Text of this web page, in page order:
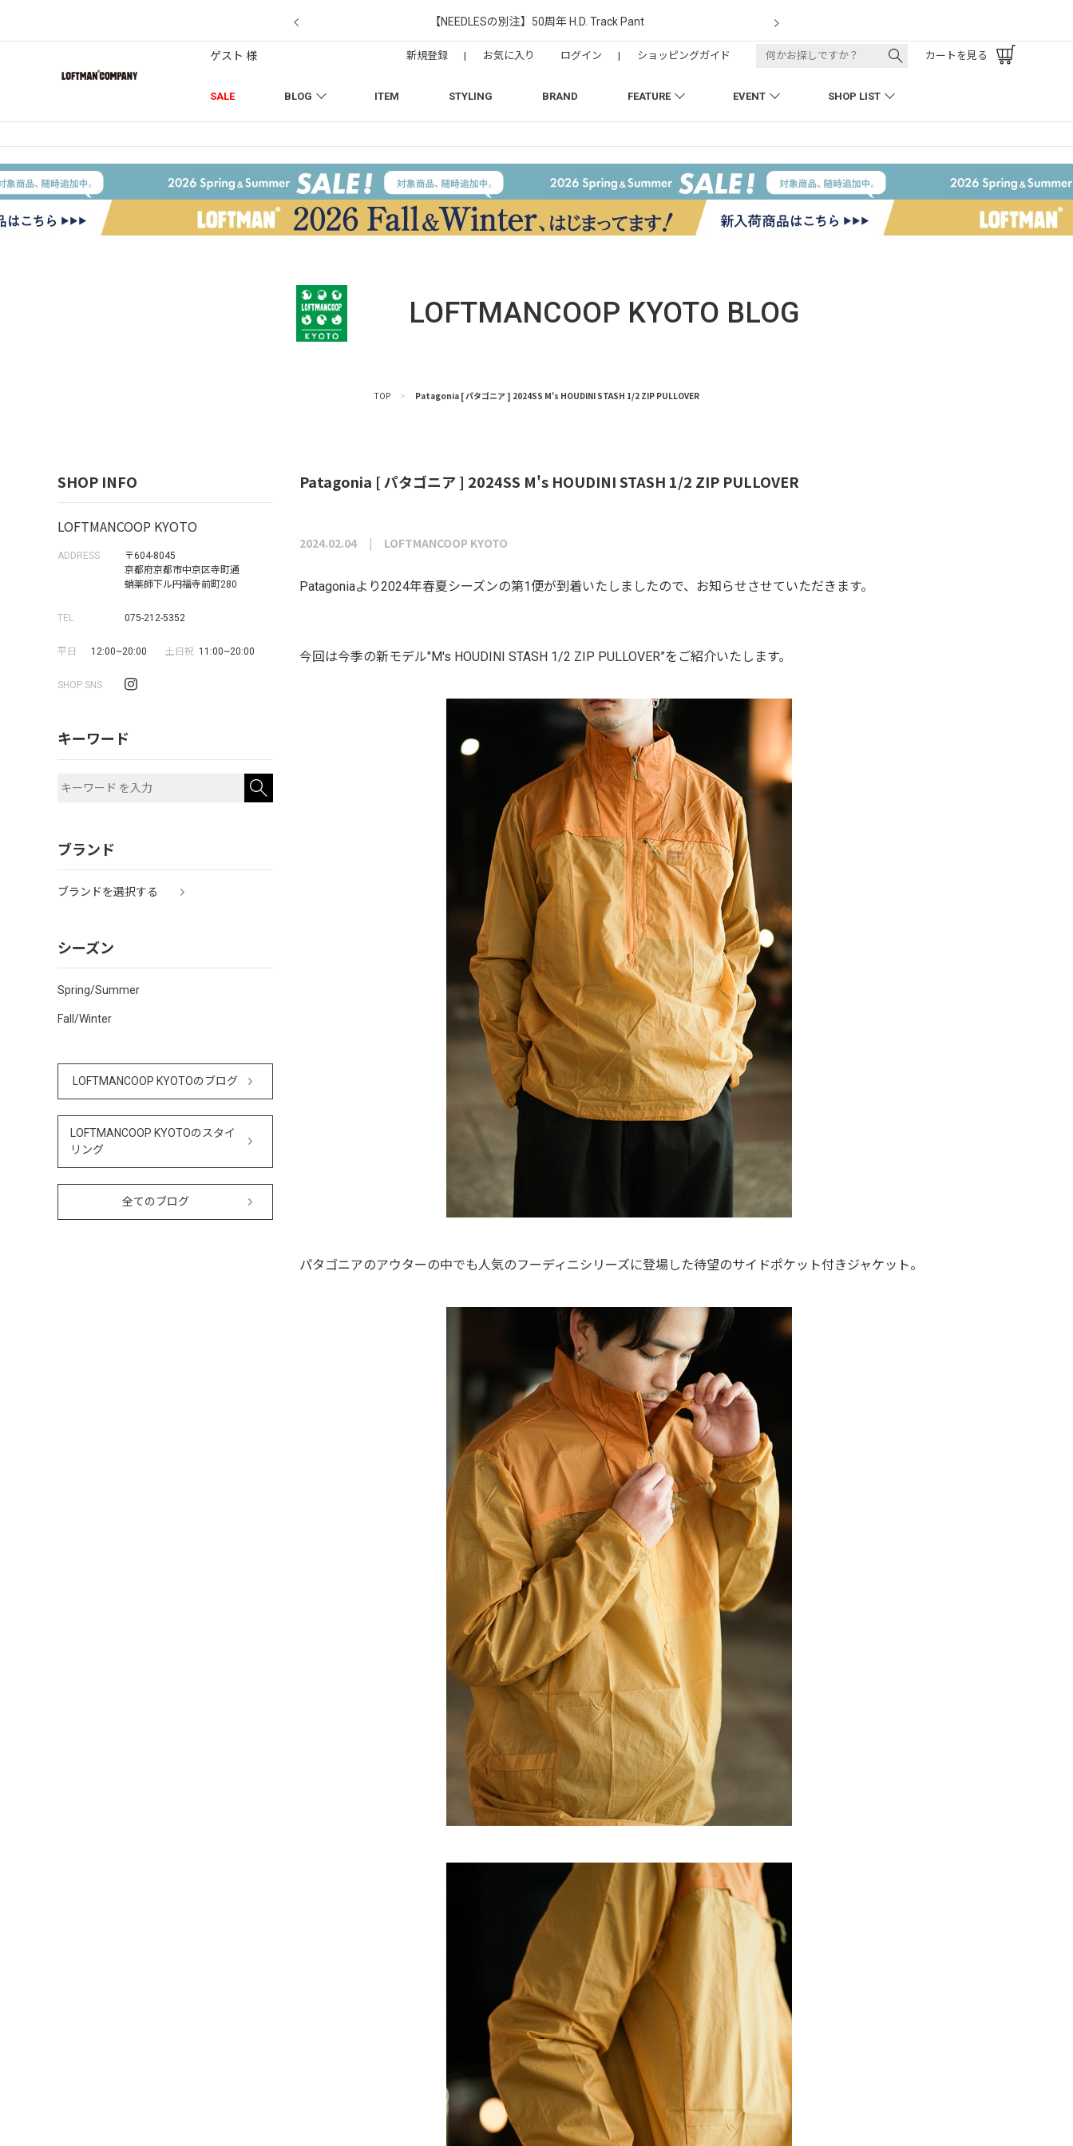
【NEEDLESの別注】50周年 H.D. Track Pant
SALE BLOG ITEM STYLING BRAND FEATURE EVENT SHOP LIST
ゲスト 様 新規登録 | お気に入り ログイン | ショッピングガイド カートを見る
LOFTMANCOOP KYOTO BLOG
TOP > Patagonia [ パタゴニア ] 2024SS M's HOUDINI STASH 1/2 ZIP PULLOVER
SHOP INFO
LOFTMANCOOP KYOTO
ADDRESS
〒604-8045
京都府京都市中京区寺町通
蛸薬師下ル円福寺前町280
TEL 075-212-5352
平日 12:00~20:00 土日祝 11:00~20:00
SHOP SNS
キーワード
ブランド
ブランドを選択する
シーズン
Spring/Summer
Fall/Winter
LOFTMANCOOP KYOTOのブログ
LOFTMANCOOP KYOTOのスタイ
リング
全てのブログ
Patagonia [ パタゴニア ] 2024SS M's HOUDINI STASH 1/2 ZIP PULLOVER
2024.02.04 LOFTMANCOOP KYOTO
Patagoniaより2024年春夏シーズンの第1便が到着いたしましたので、お知らせさせていただきます。
今回は今季の新モデル"M's HOUDINI STASH 1/2 ZIP PULLOVER”をご紹介いたします。
パタゴニアのアウターの中でも人気のフーディニシリーズに登場した待望のサイドポケット付きジャケット。